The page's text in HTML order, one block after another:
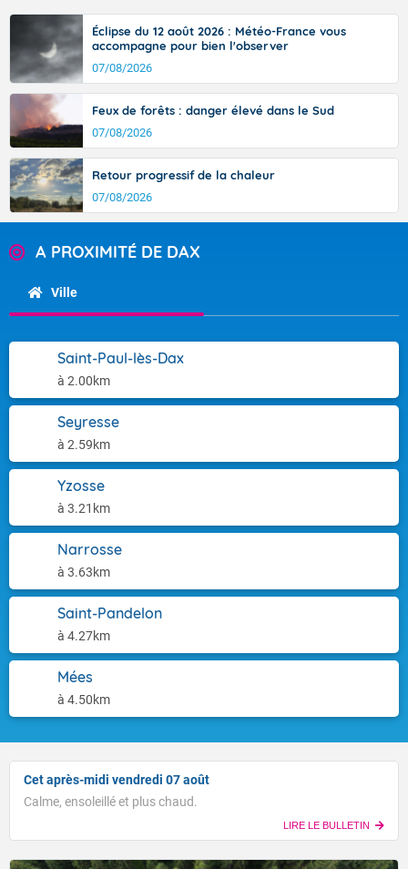
Éclipse du 12 août 2026 : Météo-France vous
accompagne pour bien l'observer
07/08/2026
Feux de forêts : danger élevé dans le Sud
07/08/2026
Retour progressif de la chaleur
07/08/2026
A PROXIMITÉ DE DAX
Ville
Saint-Paul-lès-Dax
à 2.00km
Seyresse
à 2.59km
Yzosse
à 3.21km
Narrosse
à 3.63km
Saint-Pandelon
à 4.27km
Mées
à 4.50km
Cet après-midi vendredi 07 août
Calme, ensoleillé et plus chaud.
LIRE LE BULLETIN